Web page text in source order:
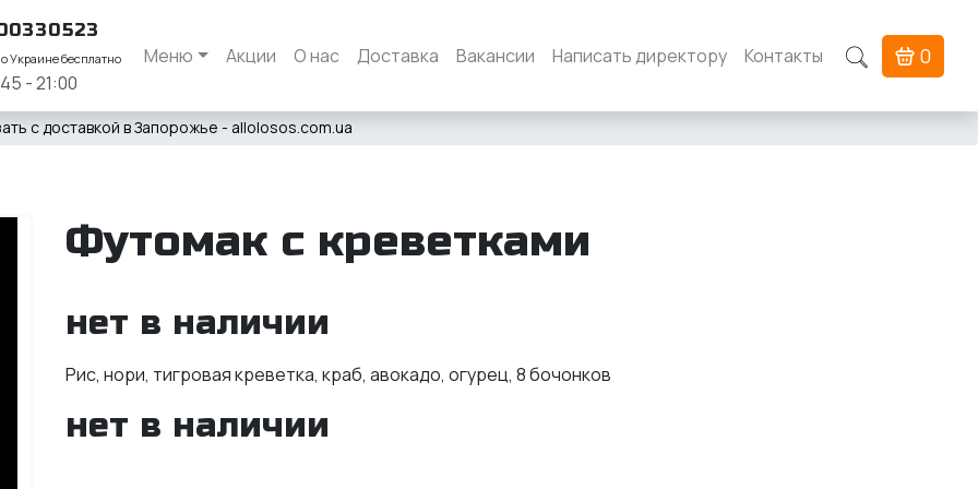
Украине бесплатно
- 21:00
Меню Акции О нас Доставка Вакансии Написать директору Контакты 0
с доставкой в Запорожье - allolosos.com.ua
Футомак с креветками
нет в наличии
Рис, нори, тигровая креветка, краб, авокадо, огурец, 8 бочонков
нет в наличии